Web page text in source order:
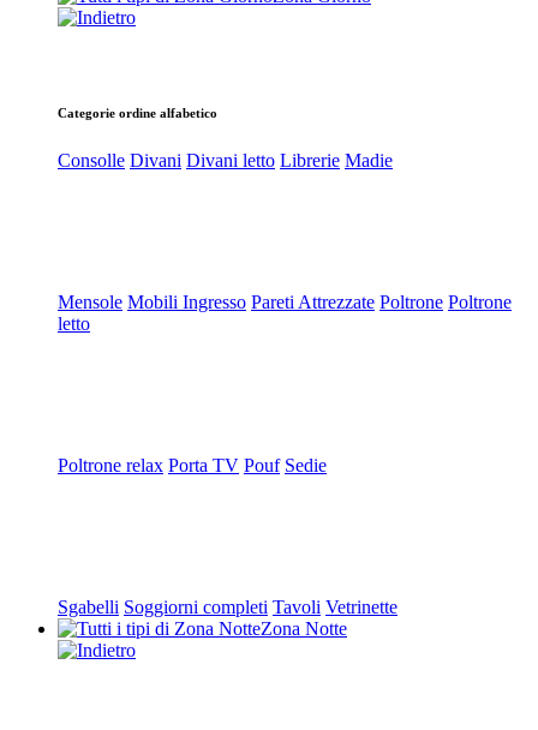
Categorie ordine alfabetico
Consolle Divani Divani letto Librerie Madie
Mensole Mobili Ingresso Pareti Attrezzate Poltrone Poltrone
letto
Poltrone relax Porta TV Pouf Sedie
Sgabelli Soggiorni completi Tavoli Vetrinette
Zona Notte